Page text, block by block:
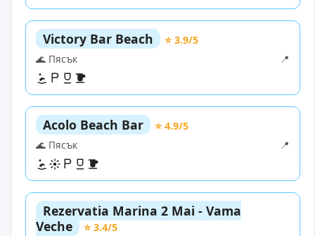
Victory Bar Beach
⭐ 3.9/5
🌊 Пясък
📍
Acolo Beach Bar
⭐ 4.9/5
🌊 Пясък
📍
Rezervatia Marina 2 Mai - Vama
Veche
⭐ 3.4/5